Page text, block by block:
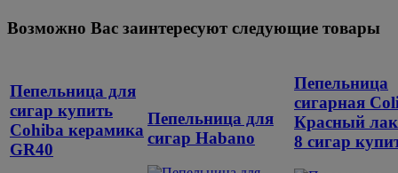
Возможно Вас заинтересуют следующие товары
Пепельница для
сигар купить
Cohiba керамика
GR40
Пепельница для
сигар Habano
Пепельница
сигарная
Красный
8 сигар